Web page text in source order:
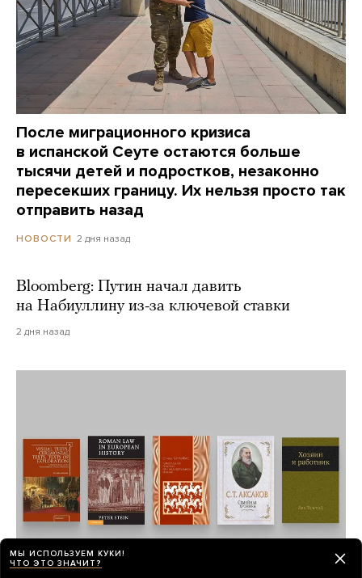
После миграционного кризиса
в испанской Сеуте остаются больше
тысячи детей и подростков, незаконно
пересекших границу. Их нельзя просто так
отправить назад
НОВОСТИ 2 дня назад
Bloomberg: Путин начал давить
на Набиуллину из-за ключевой ставки
2 дня назад
МЫ ИСПОЛЬЗУЕМ КУКИ!
ЧТО ЭТО ЗНАЧИТ?